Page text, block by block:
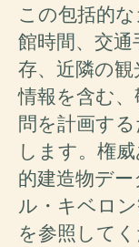
この包括的
館時間、交
存、近隣の
情報を含む
問を計画す
します。権
的建造物デ
ル・キベロ
を参照してく